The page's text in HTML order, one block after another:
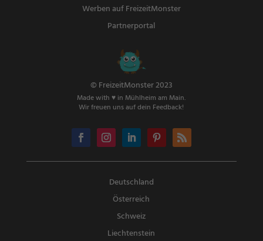
Werben auf FreizeitMonster
Partnerportal
© FreizeitMonster 2023
Made with ♥ in Mühlheim am Main.
Wir freuen uns auf dein Feedback!
Deutschland
Österreich
Schweiz
Liechtenstein